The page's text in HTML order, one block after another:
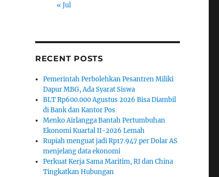
« Jul
RECENT POSTS
Pemerintah Perbolehkan Pesantren Miliki
Dapur MBG, Ada Syarat Siswa
BLT Rp600.000 Agustus 2026 Bisa Diambil
di Bank dan Kantor Pos
Menko Airlangga Bantah Pertumbuhan
Ekonomi Kuartal II-2026 Lemah
Rupiah menguat jadi Rp17.947 per Dolar AS
menjelang data ekonomi
Perkuat Kerja Sama Maritim, RI dan China
Tingkatkan Hubungan